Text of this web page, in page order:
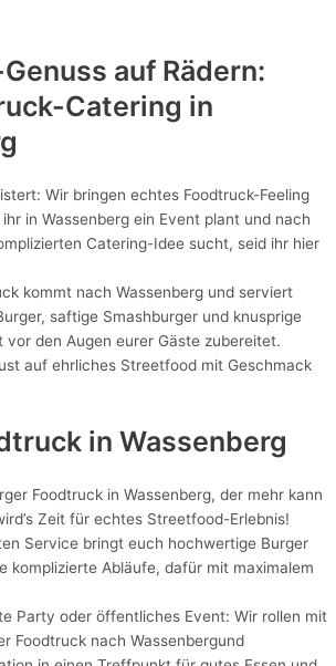
auf Rädern:
Catering in
Wir bringen echtes Foodtruck-Feeling
in Wassenberg ein Event plant und nach
Catering-Idee sucht, seid ihr hier
kommt nach Wassenberg und serviert
saftige Smashburger und knusprige
vor den Augen eurer Gäste zubereitet.
auf ehrliches Streetfood mit Geschmack
in Wassenberg
Foodtruck in Wassenberg, der mehr kann
Zeit für echtes Streetfood-Erlebnis!
Service bringt euch hochwertige Burger
komplizierte Abläufe, dafür mit maximalem
Party oder öffentliches Event: Wir rollen mit
Foodtruck nach Wassenbergund